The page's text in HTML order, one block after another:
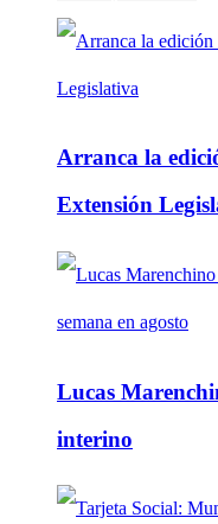
Arranca la
Extensión
Lucas
interino